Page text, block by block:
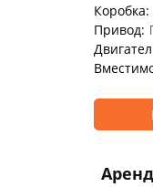
Коробка:
Привод: